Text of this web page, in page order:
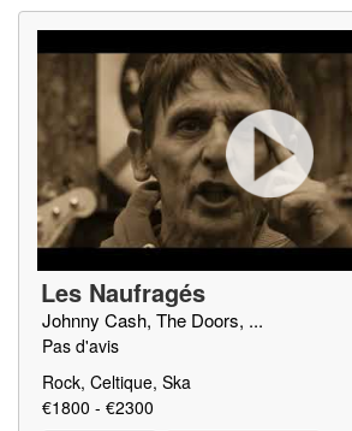
Les Naufragés
Johnny Cash, The Doors, ...
Pas d'avis
Rock, Celtique, Ska
€1800 - €2300